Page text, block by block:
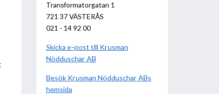
Transformatorgatan 1
721 37 VÄSTERÅS
021 - 14 92 00
Skicka e-post till Krusman
Nödduschar AB
Besök Krusman Nödduschar AB
hemsida